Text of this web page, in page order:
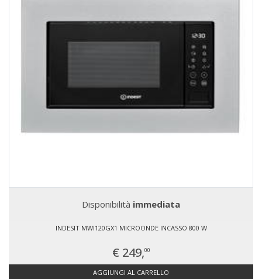
Disponibilità immediata
INDESIT MWI120GX1 MICROONDE INCASSO 800 W
€ 249,00
AGGIUNGI AL CARRELLO